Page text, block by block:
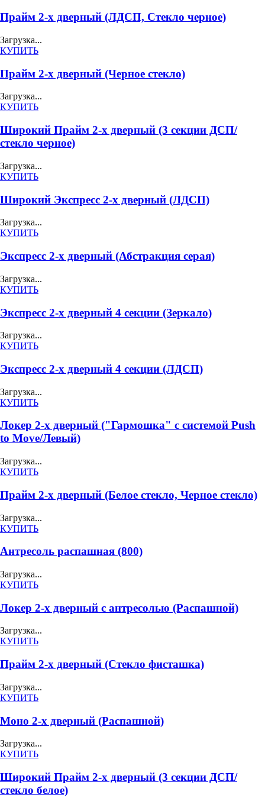
Прайм 2-х дверный (ЛДСП, Стекло черное)
Загрузка...
КУПИТЬ
Прайм 2-х дверный (Черное стекло)
Загрузка...
КУПИТЬ
Широкий Прайм 2-х дверный (3 секции ДСП/
стекло черное)
Загрузка...
КУПИТЬ
Широкий Экспресс 2-х дверный (ЛДСП)
Загрузка...
КУПИТЬ
Экспресс 2-х дверный (Абстракция серая)
Загрузка...
КУПИТЬ
Экспресс 2-х дверный 4 секции (Зеркало)
Загрузка...
КУПИТЬ
Экспресс 2-х дверный 4 секции (ЛДСП)
Загрузка...
КУПИТЬ
Локер 2-х дверный ("Гармошка" с системой Push
to Move/Левый)
Загрузка...
КУПИТЬ
Прайм 2-х дверный (Белое стекло, Черное стекло)
Загрузка...
КУПИТЬ
Антресоль распашная (800)
Загрузка...
КУПИТЬ
Локер 2-х дверный с антресолью (Распашной)
Загрузка...
КУПИТЬ
Прайм 2-х дверный (Стекло фисташка)
Загрузка...
КУПИТЬ
Моно 2-х дверный (Распашной)
Загрузка...
КУПИТЬ
Широкий Прайм 2-х дверный (3 секции ДСП/
стекло белое)